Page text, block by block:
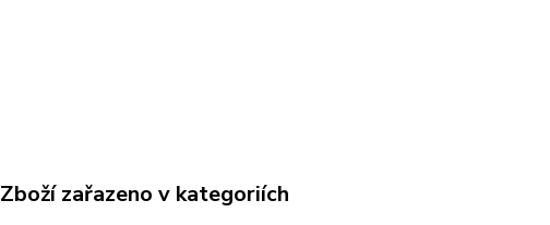
Zboží zařazeno v kategoriích